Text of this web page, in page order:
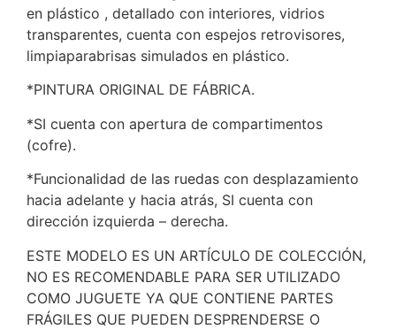
en plástico , detallado con interiores, vidrios
transparentes, cuenta con espejos retrovisores,
limpiaparabrisas simulados en plástico.
*PINTURA ORIGINAL DE FÁBRICA.
*SI cuenta con apertura de compartimentos
(cofre).
*Funcionalidad de las ruedas con desplazamiento
hacia adelante y hacia atrás, SI cuenta con
dirección izquierda – derecha.
ESTE MODELO ES UN ARTÍCULO DE COLECCIÓN,
NO ES RECOMENDABLE PARA SER UTILIZADO
COMO JUGUETE YA QUE CONTIENE PARTES
FRÁGILES QUE PUEDEN DESPRENDERSE O